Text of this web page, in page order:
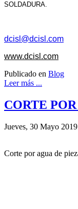
SOLDADURA.
dcisl@dcisl.com
www.dcisl.com
Publicado en Blog
Leer más ...
CORTE
Jueves, 30 Mayo
Corte por agua de